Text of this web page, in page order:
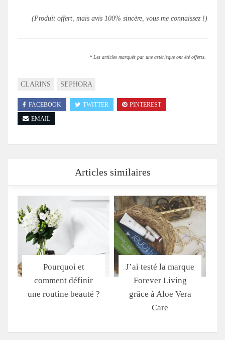
(Produit offert, mais avis 100% sincère, vous me connaissez !)
* Les articles marqués par une astérisque ont été offerts.
CLARINS SEPHORA
FACEBOOK TWITTER
PINTEREST
EMAIL
Articles similaires
Pourquoi et
comment définir
une routine beauté ?
J’ai testé la marque
Forever Living
grâce à Aloe Vera
Care